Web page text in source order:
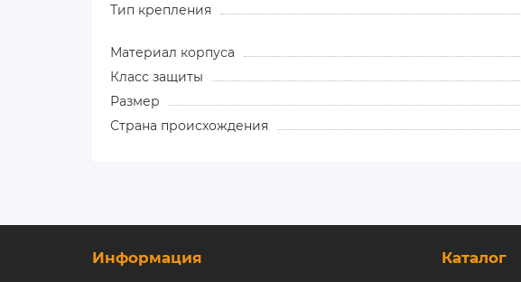
Тип крепления
Материал корпуса
Класс защиты
Размер
Страна происхождения
Информация Каталог